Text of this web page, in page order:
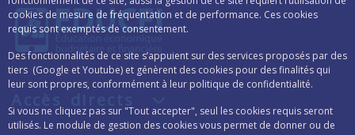
cookies de mesure de fréquentation et de performance. Ces cookies
requis sont exemptés de consentement.
Des fonctionnalités de ce site s’appuient sur des services proposés par des
tiers (Google et Youtube) et génèrent des cookies pour des finalités qui
leur sont propres, conformément à leur politique de confidentialité.
Si vous ne cliquez pas sur "Tout accepter", seul les cookies requis seront
utilisés. Le module de gestion des cookies vous permet de donner ou de